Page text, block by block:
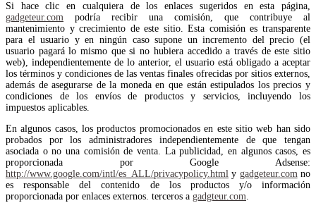
Si hace clic en cualquiera de los enlaces sugeridos en esta página,
gadgeteur.com podría recibir una comisión, que contribuye al
mantenimiento y crecimiento de este sitio. Esta comisión es transparente
para el usuario y en ningún caso supone un incremento del precio (el
usuario pagará lo mismo que si no hubiera accedido a través de este sitio
web), independientemente de lo anterior, el usuario está obligado a aceptar
los términos y condiciones de las ventas finales ofrecidas por sitios externos,
además de asegurarse de la moneda en que están estipulados los precios y
condiciones de los envíos de productos y servicios, incluyendo los
impuestos aplicables.
En algunos casos, los productos promocionados en este sitio web han sido
probados por los administradores independientemente de que tengan
asociada o no una comisión de venta. La publicidad, en algunos casos, es
proporcionada por Google Adsense:
http://www.google.com/intl/es_ALL/privacypolicy.html y gadgeteur.comno
es responsable del contenido de los productos y/o información
proporcionada por enlaces externos. terceros a gadgteur.com.